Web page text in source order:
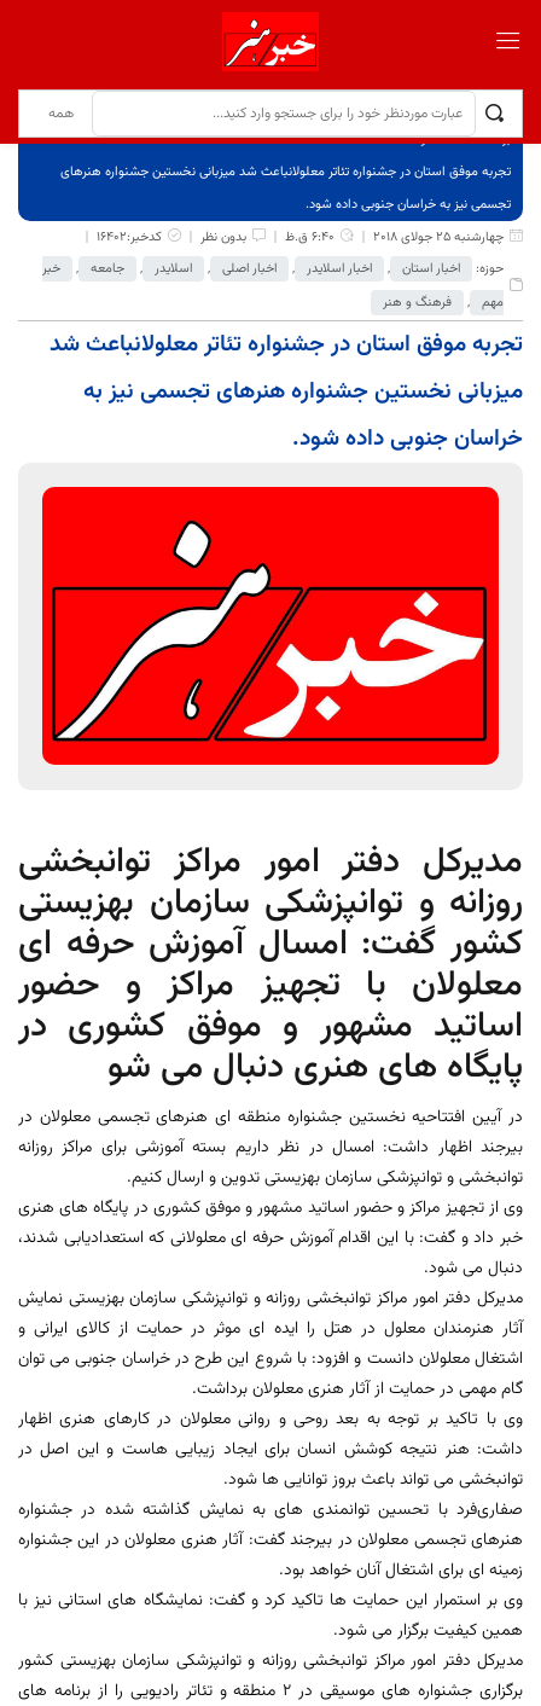
برگ نخست
نوشته‌ها
تجربه موفق استان در جشنواره تئاتر معلولانباعث شد میزبانی نخستین جشنواره هنرهای
تجسمی نیز به خراسان جنوبی داده شود.
چهارشنبه 25 جولای 2018
6:40 ق.ظ بدون نظر
کدخبر:16402
حوزه:
اخبار استان , اخبار اسلایدر , اخبار اصلی , اسلایدر , جامعه ,
خبر
مهم , فرهنگ و هنر
تجربه موفق استان در جشنواره تئاتر معلولانباعث شد
میزبانی نخستین جشنواره هنرهای تجسمی نیز به
خراسان جنوبی داده شود.
مدیرکل دفتر امور مراکز توانبخشی
روزانه و توانپزشکی سازمان بهزیستی
کشور گفت: امسال آموزش حرفه ای
معلولان با تجهیز مراکز و حضور
اساتید مشهور و موفق کشوری در
پایگاه های هنری دنبال می شو
در آیین افتتاحیه نخستین جشنواره منطقه ای هنرهای تجسمی معلولان در
بیرجند اظهار داشت: امسال در نظر داریم بسته آموزشی برای مراکز روزانه
توانبخشی و توانپزشکی سازمان بهزیستی تدوین و ارسال کنیم.
وی از تجهیز مراکز و حضور اساتید مشهور و موفق کشوری در پایگاه های هنری
خبر داد و گفت: با این اقدام آموزش حرفه ای معلولانی که استعدادیابی شدند،
دنبال می شود.
مدیرکل دفتر امور مراکز توانبخشی روزانه و توانپزشکی سازمان بهزیستی نمایش
آثار هنرمندان معلول در هتل را ایده ای موثر در حمایت از کالای ایرانی و
اشتغال معلولان دانست و افزود: با شروع این طرح در خراسان جنوبی می توان
گام مهمی در حمایت از آثار هنری معلولان برداشت.
وی با تاکید بر توجه به بعد روحی و روانی معلولان در کارهای هنری اظهار
داشت: هنر نتیجه کوشش انسان برای ایجاد زیبایی هاست و این اصل در
توانبخشی می تواند باعث بروز توانایی ها شود.
صفاری‌فرد با تحسین توانمندی های به نمایش گذاشته شده در جشنواره
هنرهای تجسمی معلولان در بیرجند گفت: آثار هنری معلولان در این جشنواره
زمینه ای برای اشتغال آنان خواهد بود.
وی بر استمرار این حمایت ها تاکید کرد و گفت: نمایشگاه های استانی نیز با
همین کیفیت برگزار می شود.
مدیرکل دفتر امور مراکز توانبخشی روزانه و توانپزشکی سازمان بهزیستی کشور
برگزاری جشنواره های موسیقی در 2 منطقه و تئاتر رادیویی را از برنامه های